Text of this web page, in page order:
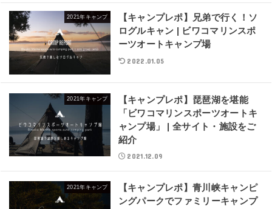
2021年キャンプ
【キャンプレポ】兄弟で行く！ソ
ログルキャン | ビワコマリンスポ
ーツオートキャンプ場
2022.01.05
2021年キャンプ
【キャンプレポ】琵琶湖を堪能
「ビワコマリンスポーツオートキ
ャンプ場」 | 全サイト・施設をご
紹介
2021.12.09
2021年キャンプ
【キャンプレポ】青川峡キャンピ
ングパークでファミリーキャンプ